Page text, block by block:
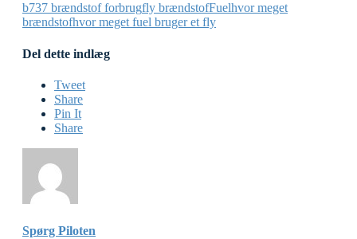
b737 brændstof forbrugfly brændstofFuelhvor meget
brændstofhvor meget fuel bruger et fly
Del dette indlæg
Tweet
Share
Pin It
Share
Spørg Piloten